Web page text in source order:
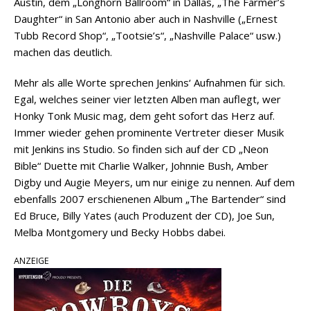
Daughter“ in San Antonio aber auch in Nashville („Ernest
Tubb Record Shop“, „Tootsie’s“, „Nashville Palace“ usw.)
machen das deutlich.
Mehr als alle Worte sprechen Jenkins‘ Aufnahmen für sich.
Egal, welches seiner vier letzten Alben man auflegt, wer
Honky Tonk Music mag, dem geht sofort das Herz auf.
Immer wieder gehen prominente Vertreter dieser Musik
mit Jenkins ins Studio. So finden sich auf der CD „Neon
Bible“ Duette mit Charlie Walker, Johnnie Bush, Amber
Digby und Augie Meyers, um nur einige zu nennen. Auf dem
ebenfalls 2007 erschienenen Album „The Bartender“ sind
Ed Bruce, Billy Yates (auch Produzent der CD), Joe Sun,
Melba Montgomery und Becky Hobbs dabei.
ANZEIGE